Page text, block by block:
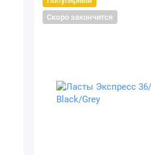
Скоро закончится